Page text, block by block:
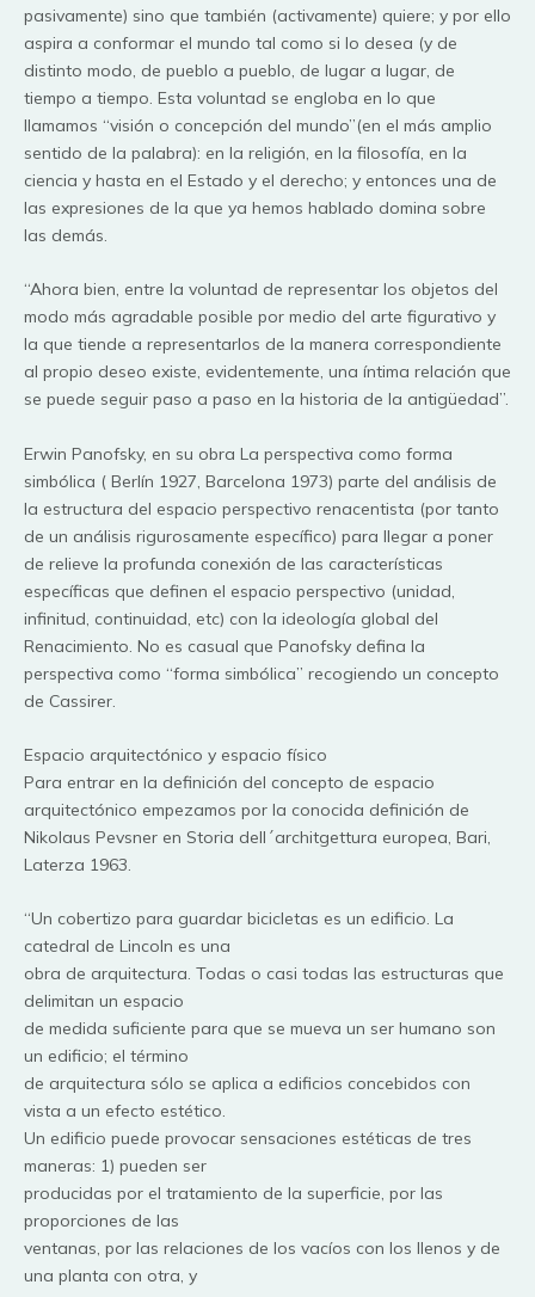
pasivamente) sino que también (activamente) quiere; y por ello
aspira a conformar el mundo tal como si lo desea (y de
distinto modo, de pueblo a pueblo, de lugar a lugar, de
tiempo a tiempo. Esta voluntad se engloba en lo que
llamamos “visión o concepción del mundo”(en el más amplio
sentido de la palabra): en la religión, en la filosofía, en la
ciencia y hasta en el Estado y el derecho; y entonces una de
las expresiones de la que ya hemos hablado domina sobre
las demás.
“Ahora bien, entre la voluntad de representar los objetos del
modo más agradable posible por medio del arte figurativo y
la que tiende a representarlos de la manera correspondiente
al propio deseo existe, evidentemente, una íntima relación que
se puede seguir paso a paso en la historia de la antigüedad”.
Erwin Panofsky, en su obra La perspectiva como forma
simbólica ( Berlín 1927, Barcelona 1973) parte del análisis de
la estructura del espacio perspectivo renacentista (por tanto
de un análisis rigurosamente específico) para llegar a poner
de relieve la profunda conexión de las características
específicas que definen el espacio perspectivo (unidad,
infinitud, continuidad, etc) con la ideología global del
Renacimiento. No es casual que Panofsky defina la
perspectiva como “forma simbólica” recogiendo un concepto
de Cassirer.
Espacio arquitectónico y espacio físico
Para entrar en la definición del concepto de espacio
arquitectónico empezamos por la conocida definición de
Nikolaus Pevsner en Storia dell´architgettura europea, Bari,
Laterza 1963.
“Un cobertizo para guardar bicicletas es un edificio. La
catedral de Lincoln es una
obra de arquitectura. Todas o casi todas las estructuras que
delimitan un espacio
de medida suficiente para que se mueva un ser humano son
un edificio; el término
de arquitectura sólo se aplica a edificios concebidos con
vista a un efecto estético.
Un edificio puede provocar sensaciones estéticas de tres
maneras: 1) pueden ser
producidas por el tratamiento de la superficie, por las
proporciones de las
ventanas, por las relaciones de los vacíos con los llenos y de
una planta con otra, y